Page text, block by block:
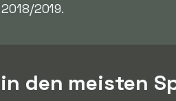
2019.
den meisten